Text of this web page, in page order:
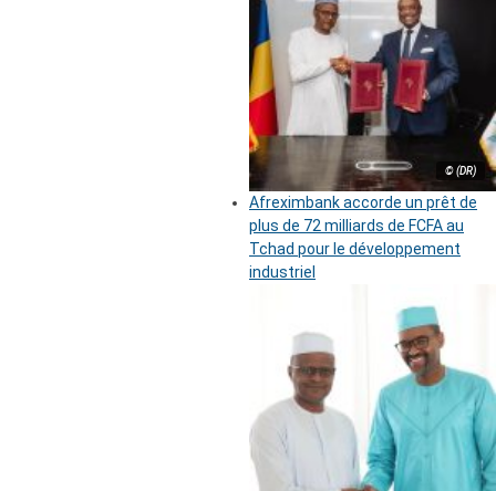
© (DR)
Afreximbank accorde un prêt de
plus de 72 milliards de FCFA au
Tchad pour le développement
industriel